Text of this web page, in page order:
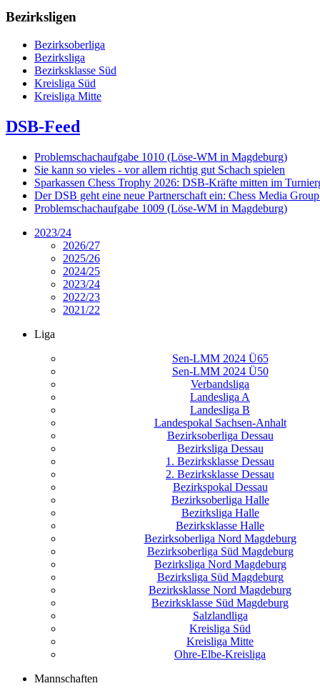
Bezirksligen
Bezirksoberliga
Bezirksliga
Bezirksklasse Süd
Kreisliga Süd
Kreisliga Mitte
DSB-Feed
Problemschachaufgabe 1010 (Löse-WM in Magdeburg)
Sie kann so vieles - vor allem richtig gut Schach spielen
Sparkassen Chess Trophy 2026: DSB-Kräfte mitten im
Der DSB geht eine neue Partnerschaft ein: Chess Media
Problemschachaufgabe 1009 (Löse-WM in Magdeburg)
2023/24
2026/27
2025/26
2024/25
2023/24
2022/23
2021/22
Liga
Sen-LMM 2024 Ü65
Sen-LMM 2024 Ü50
Verbandsliga
Landesliga A
Landesliga B
Landespokal Sachsen-Anhalt
Bezirksoberliga Dessau
Bezirksliga Dessau
1. Bezirksklasse Dessau
2. Bezirksklasse Dessau
Bezirkspokal Dessau
Bezirksoberliga Halle
Bezirksliga Halle
Bezirksklasse Halle
Bezirksoberliga Nord Magdeburg
Bezirksoberliga Süd Magdeburg
Bezirksliga Nord Magdeburg
Bezirksliga Süd Magdeburg
Bezirksklasse Nord Magdeburg
Bezirksklasse Süd Magdeburg
Salzlandliga
Kreisliga Süd
Kreisliga Mitte
Ohre-Elbe-Kreisliga
Mannschaften